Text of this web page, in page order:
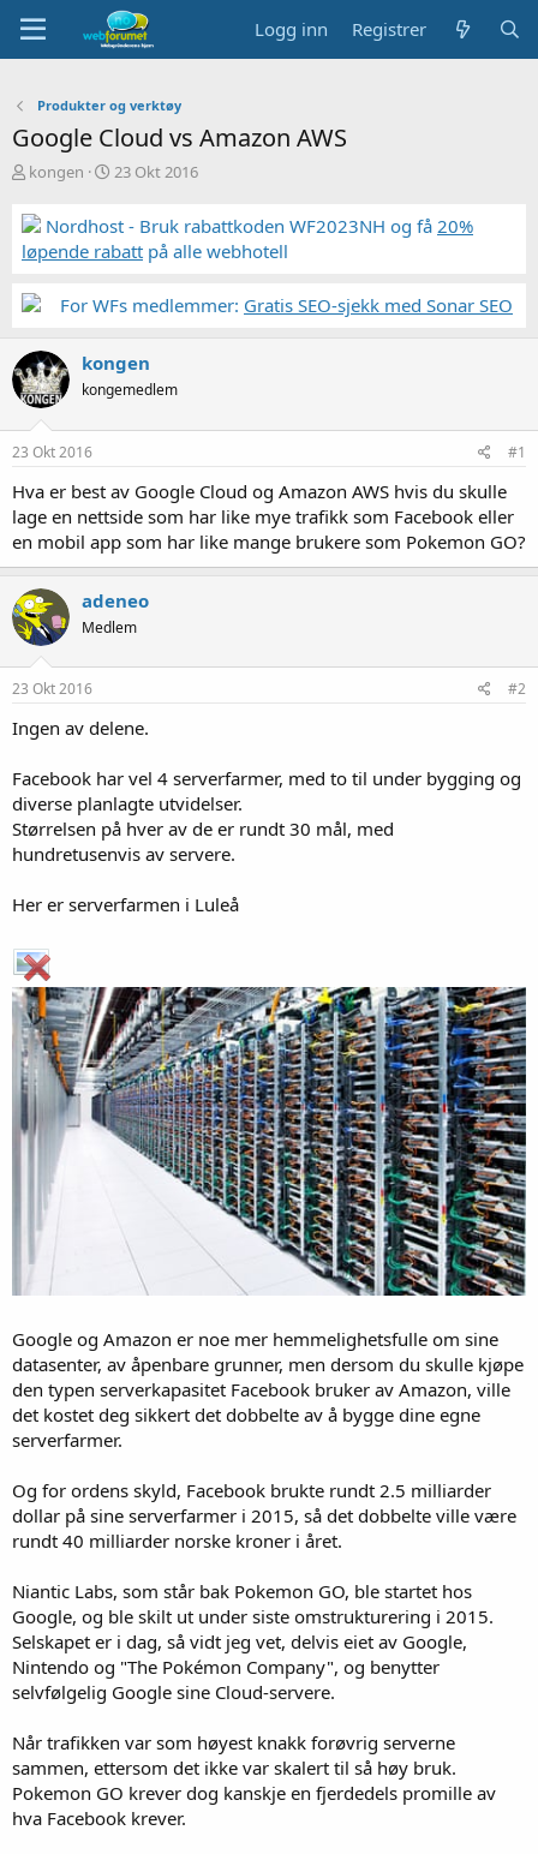
Logg inn Registrer
Produkter og verktøy
Google Cloud vs Amazon AWS
T
å
d
s
a
e
r
kongen
S
r
t
a
23 Okt 2016
Nordhost - Bruk rabattkoden WF2023NH og få 20%
løpende rabatt på alle webhotell
For WFs medlemmer: Gratis SEO-sjekk med Sonar SEO
kongen
kongemedlem
23 Okt 2016 #1
Hva er best av Google Cloud og Amazon AWS hvis du skulle
lage en nettside som har like mye trafikk som Facebook eller
en mobil app som har like mange brukere som Pokemon GO?
adeneo
Medlem
23 Okt 2016 #2
Ingen av delene.
Facebook har vel 4 serverfarmer, med to til under bygging og
diverse planlagte utvidelser.
Størrelsen på hver av de er rundt 30 mål, med
hundretusenvis av servere.
Her er serverfarmen i Luleå
Google og Amazon er noe mer hemmelighetsfulle om sine
datasenter, av åpenbare grunner, men dersom du skulle kjøpe
den typen serverkapasitet Facebook bruker av Amazon, ville
det kostet deg sikkert det dobbelte av å bygge dine egne
serverfarmer.
Og for ordens skyld, Facebook brukte rundt 2.5 milliarder
dollar på sine serverfarmer i 2015, så det dobbelte ville være
rundt 40 milliarder norske kroner i året.
Niantic Labs, som står bak Pokemon GO, ble startet hos
Google, og ble skilt ut under siste omstrukturering i 2015.
Selskapet er i dag, så vidt jeg vet, delvis eiet av Google,
Nintendo og "The Pokémon Company", og benytter
selvfølgelig Google sine Cloud-servere.
Når trafikken var som høyest knakk forøvrig serverne
sammen, ettersom det ikke var skalert til så høy bruk.
Pokemon GO krever dog kanskje en fjerdedels promille av
hva Facebook krever.